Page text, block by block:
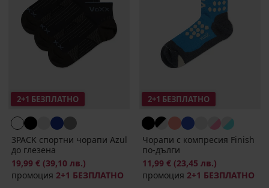
2+1 БЕЗПЛАТНО
3PACK спортни чорапи Azul
до глезена
19,99 € (39,10 лв.)
промоция 2+1 БЕЗПЛАТНО
2+1 БЕЗПЛАТНО
Чорапи с компресия Finish
по-дълги
11,99 € (23,45 лв.)
промоция 2+1 БЕЗПЛАТНО